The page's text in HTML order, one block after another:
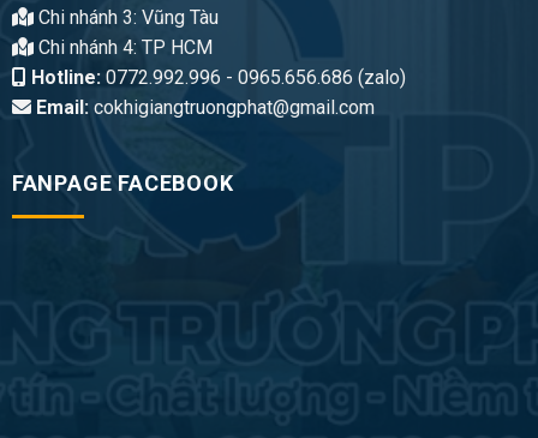
Chi nhánh 3: Vũng Tàu
Chi nhánh 4: TP HCM
Hotline:0772.992.996 - 0965.656.686 (zalo)
Email:cokhigiangtruongphat@gmail.com
FANPAGE FACEBOOK